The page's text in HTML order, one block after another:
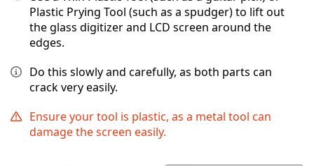
Plastic Prying Tool (such as a spudger) to lift out
the glass digitizer and LCD screen around the
edges.
Do this slowly and carefully, as both parts can
crack very easily.
Ensure your tool is plastic, as a metal tool can
damage the screen easily.